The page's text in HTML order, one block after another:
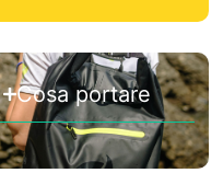
Cosa portare